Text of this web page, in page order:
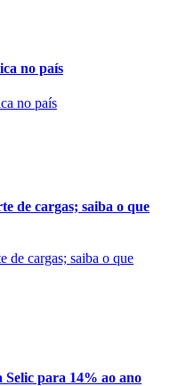
no país
de cargas; saiba o que
para 14% ao ano